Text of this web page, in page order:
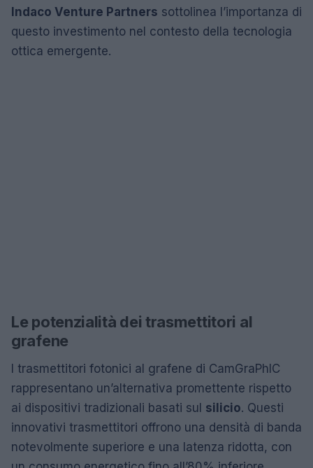
Indaco Venture Partners sottolinea l’importanza di
questo investimento nel contesto della tecnologia
ottica emergente.
Le potenzialità dei trasmettitori al
grafene
I trasmettitori fotonici al grafene di CamGraPhIC
rappresentano un’alternativa promettente rispetto
ai dispositivi tradizionali basati sul silicio. Questi
innovativi trasmettitori offrono una densità di banda
notevolmente superiore e una latenza ridotta, con